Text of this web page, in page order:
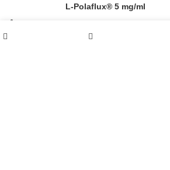
L-Polaflux® 5 mg/ml